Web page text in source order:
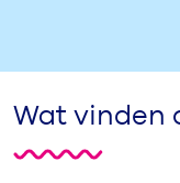
Wat vinden